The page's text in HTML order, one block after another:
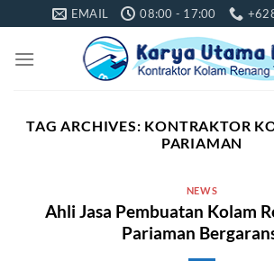
to
content
EMAIL 08:00 - 17:00
TAG ARCHIVES: KONTRAKTOR
PARIAMAN
NEWS
Ahli Jasa Pembuatan Kolam
Pariaman